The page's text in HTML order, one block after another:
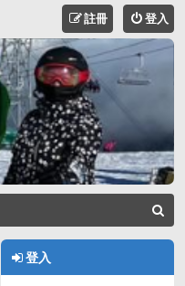
登入
註冊
尋
下一頁
登入